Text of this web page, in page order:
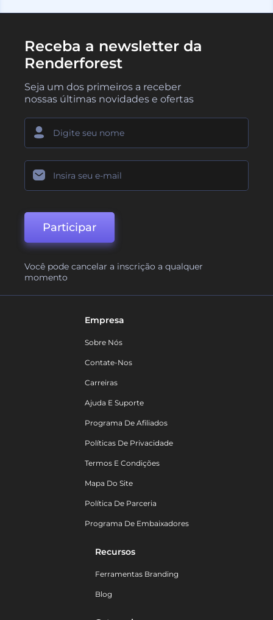
Receba a newsletter da
Renderforest
Seja um dos primeiros a receber
nossas últimas novidades e ofertas
Participar
Você pode cancelar a inscrição a qualquer
momento
Empresa
Sobre Nós
Contate-Nos
Carreiras
Ajuda E Suporte
Programa De Afiliados
Políticas De Privacidade
Termos E Condições
Mapa Do Site
Política De Parceria
Programa De Embaixadores
Recursos
Ferramentas Branding
Blog